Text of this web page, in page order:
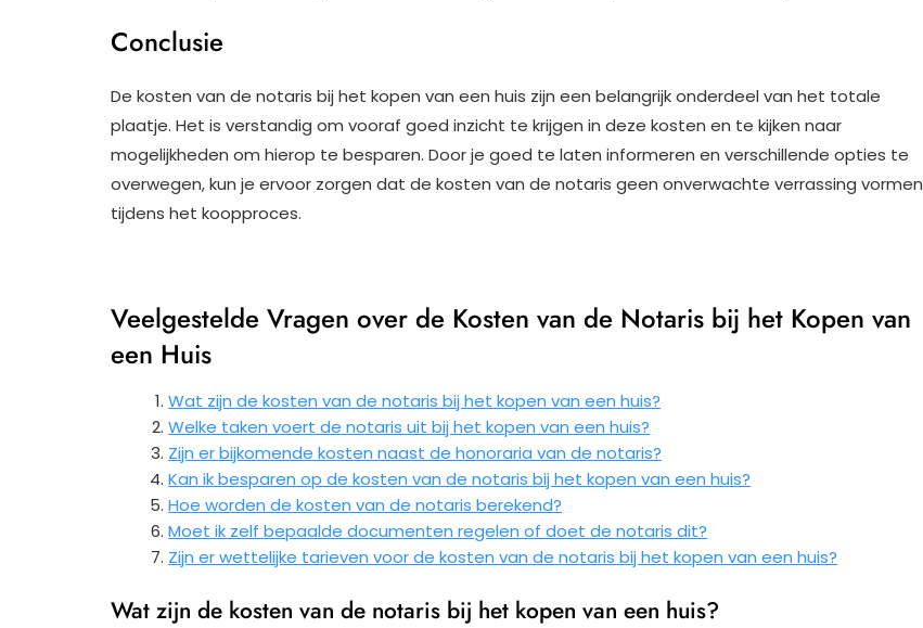
Conclusie
De kosten van de notaris bij het kopen van een huis zijn een belangrijk onderdeel van het totale
plaatje. Het is verstandig om vooraf goed inzicht te krijgen in deze kosten en te kijken naar
mogelijkheden om hierop te besparen. Door je goed te laten informeren en verschillende opties te
overwegen, kun je ervoor zorgen dat de kosten van de notaris geen onverwachte verrassing vormen
tijdens het koopproces.
Veelgestelde Vragen over de Kosten van de Notaris bij het Kopen van
een Huis
Wat zijn de kosten van de notaris bij het kopen van een huis?
Welke taken voert de notaris uit bij het kopen van een huis?
Zijn er bijkomende kosten naast de honoraria van de notaris?
Kan ik besparen op de kosten van de notaris bij het kopen van een huis?
Hoe worden de kosten van de notaris berekend?
Moet ik zelf bepaalde documenten regelen of doet de notaris dit?
Zijn er wettelijke tarieven voor de kosten van de notaris bij het kopen van een huis?
Wat zijn de kosten van de notaris bij het kopen van een huis?